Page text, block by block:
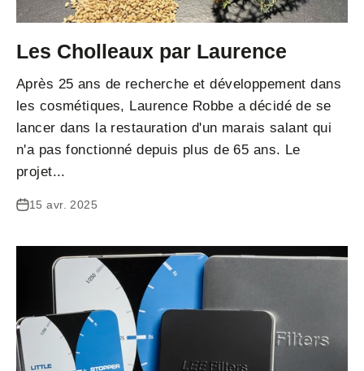
Les Cholleaux par Laurence
Après 25 ans de recherche et développement dans
les cosmétiques, Laurence Robbe a décidé de se
lancer dans la restauration d'un marais salant qui
n'a pas fonctionné depuis plus de 65 ans. Le
projet...
15 avr. 2025